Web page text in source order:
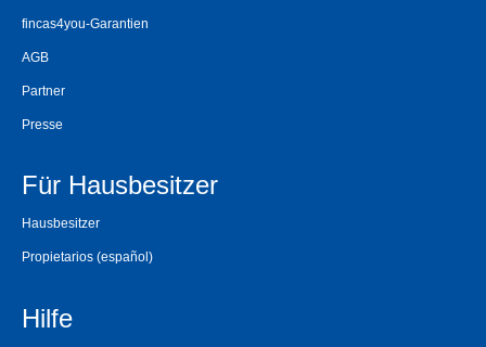
fincas4you-Garantien
AGB
Partner
Presse
Für Hausbesitzer
Hausbesitzer
Propietarios (español)
Hilfe